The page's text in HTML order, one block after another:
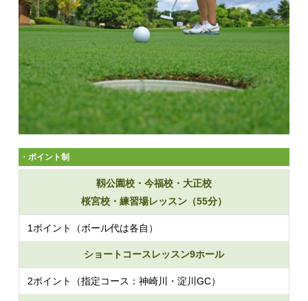
・ポイント制
靱公園校・今福校・大正校
桜宮校・練習場レッスン（55分）
1ポイント（ボール代は各自）
ショートコースレッスン9ホール
2ポイント（指定コース：神崎川・淀川GC）